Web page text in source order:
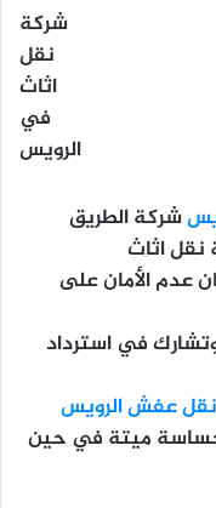
شركة
نقل
اثاث
في
الرويس
شركة الطريق
عدم الأمان على
في استرداد
نقل عفش الرويس
الحساسة ميتة في حين